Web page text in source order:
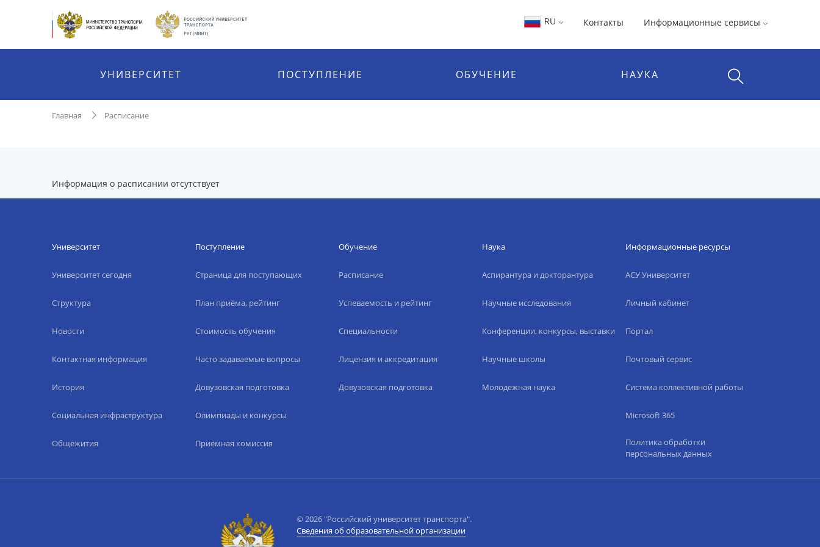
RU Контакты Информационные сервисы
УНИВЕРСИТЕТ ПОСТУПЛЕНИЕ ОБУЧЕНИЕ НАУКА
Главная Расписание
Информация о расписании отсутствует
Университет
Университет сегодня
Структура
Новости
Контактная информация
История
Социальная инфраструктура
Общежития
Поступление
Страница для поступающих
План приёма, рейтинг
Стоимость обучения
Часто задаваемые вопросы
Довузовская подготовка
Олимпиады и конкурсы
Приёмная комиссия
Обучение
Расписание
Успеваемость и рейтинг
Специальности
Лицензия и аккредитация
Довузовская подготовка
Наука
Аспирантура и докторантура
Научные исследования
Конференции, конкурсы, выставки
Научные школы
Молодежная наука
Информационные ресурсы
АСУ Университет
Личный кабинет
Портал
Почтовый сервис
Система коллективной работы
Microsoft 365
Политика обработки
персональных данных
© 2026 "Российский университет транспорта".
Сведения об образовательной организации